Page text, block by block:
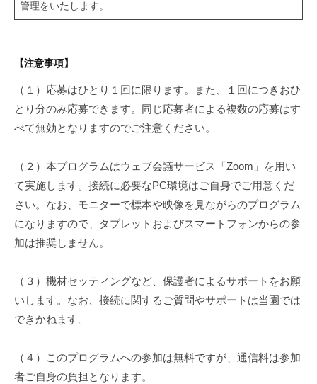
管理をいたします。
【注意事項】
（１）応募はひとり１回に限ります。また、１回につきおひ
とり分のみ応募できます。同じ応募者による複数の応募はす
べて無効となりますのでご注意ください。
（２）本プログラムはウェブ会議サービス「Zoom」を用い
て実施します。接続に必要なPC環境はご自身でご用意くだ
さい。なお、モニターで標本や映像を見ながらのプログラム
になりますので、タブレットおよびスマートフォンからの参
加は推奨しません。
（３）機材セッティングなど、保護者によるサポートをお願
いします。なお、接続に関するご質問やサポートは当園では
できかねます。
（４）このプログラムへの参加は無料ですが、通信料は参加
者ご自身の負担となります。